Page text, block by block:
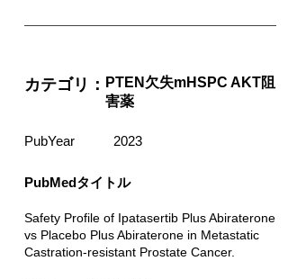
カテゴリ： PTEN欠失mHSPC AKT阻
害薬
PubYear 2023
PubMedタイトル
Safety Profile of Ipatasertib Plus Abiraterone
vs Placebo Plus Abiraterone in Metastatic
Castration-resistant Prostate Cancer.